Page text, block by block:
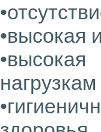
•высокая
нагрузкам